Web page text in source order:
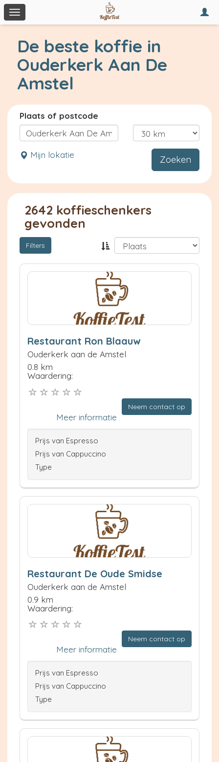
Toggle
navigation
De beste koffie in
Ouderkerk Aan De
Amstel
Plaats of postcode
Mijn lokatie Zoeken
2642 koffieschenkers
gevonden
Filters
Restaurant Ron Blaauw
Ouderkerk aan de Amstel
0.8 km
Waardering:
Neem contact op
Meer informatie
Prijs van Espresso
Prijs van Cappuccino
Type
Restaurant De Oude Smidse
Ouderkerk aan de Amstel
0.9 km
Waardering:
Neem contact op
Meer informatie
Prijs van Espresso
Prijs van Cappuccino
Type